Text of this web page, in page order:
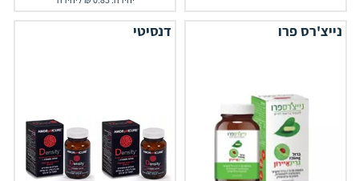
נייצ'רס פרו דנסיטי